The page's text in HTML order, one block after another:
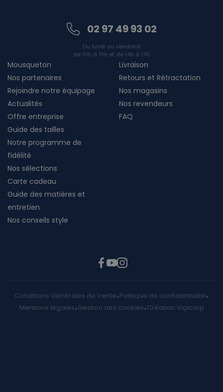
02 97 49 93 02
Du lundi au vendredi
de 10h à 13h et de 14h à 17H
Mousqueton
Nos partenaires
Rejoindre notre équipage
Actualités
Offre entreprise
Livraison
Retours et Rétractation
Nos magasins
Nos revendeurs
FAQ
Guide des tailles
Notre programme de
fidélité
Nos sélections
Carte cadeau
Guide des matières et
entretien
Nos conseils style
Conditions Générales de Vente Politique de confidentialité
Mentions légales Gestion des cookies Création Vigicorp